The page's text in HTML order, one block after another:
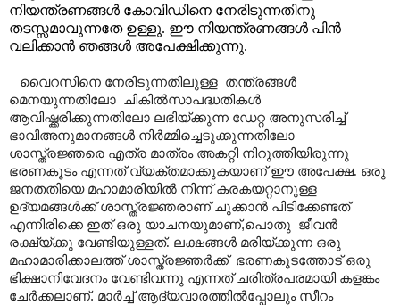
നിയന്ത്രണങ്ങൾ കോവിഡിനെ നേരിടുന്നതിനു
തടസ്സമാവുന്നതേ ഉള്ളു. ഈ നിയന്ത്രണങ്ങൾ പിൻ
വലിക്കാൻ ഞങ്ങൾ അപേക്ഷിക്കുന്നു.
വൈറസിനെ നേരിടുന്നതിലുള്ള തന്ത്രങ്ങൾ
മെനയുന്നതിലോ
ചികിൽസാപദ്ധതികൾ
ആവിഷ്ക്കരിക്കുന്നതിലോ ലഭിയ്ക്കുന്ന ഡേറ്റ അനുസരിച്ച്
ഭാവിഅനുമാനങ്ങൾ നിർമ്മിച്ചെടുക്കുന്നതിലോ
ശാസ്ത്രജ്ഞരെ എത്ര മാത്രം അകറ്റി നിറുത്തിയിരുന്നു
ഭരണകൂടം എന്നത് വ്യക്തമാക്കുകയാണ് ഈ അപേക്ഷ. ഒരു
ജനതതിയെ മഹാമാരിയിൽ നിന്ന് കരകയറ്റാനുള്ള
ഉദ്യമങ്ങൾക്ക് ശാസ്ത്രജ്ഞരാണ് ചുക്കാൻ പിടിക്കേണ്ടത്
എന്നിരിക്കെ ഇത് ഒരു യാചനയുമാണ്,പൊതു
ജീവൻ
രക്ഷ്യ്ക്കു വേണ്ടിയുള്ളത്. ലക്ഷങ്ങൾ മരിയ്ക്കുന്ന ഒരു
മഹാമാരിക്കാലത്ത് ശാസ്ത്രജ്ഞർക്ക് ഭരണകൂടത്തോട് ഒരു
ഭിക്ഷാനിവേദനം വേണ്ടിവന്നു എന്നത് ചരിത്രപരമായി കളങ്കം
ചേർക്കലാണ്. മാർച്ച് ആദ്യവാരത്തിൽപ്പോലും സീറം